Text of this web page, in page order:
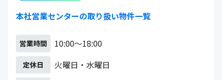
本社営業センターの取り扱い物件一覧
営業時間 10:00～18:00
定休日 火曜日・水曜日